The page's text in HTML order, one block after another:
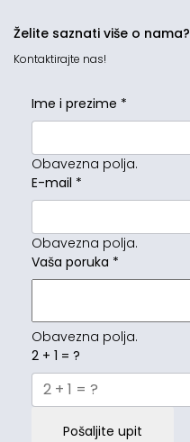
Želite saznati više o nama?
Kontaktirajte nas!
Ime i prezime *
Obavezna polja.
E-mail *
Obavezna polja.
Vaša poruka *
Obavezna polja.
2 + 1 = ?
Pošaljite upit